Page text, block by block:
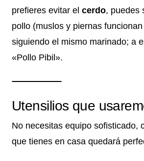
prefieres evitar el cerdo, puedes
pollo (muslos y piernas
siguiendo el mismo marinado; a
«Pollo Pibil».
Utensilios que
No necesitas equipo sofisticado,
que tienes en casa quedará